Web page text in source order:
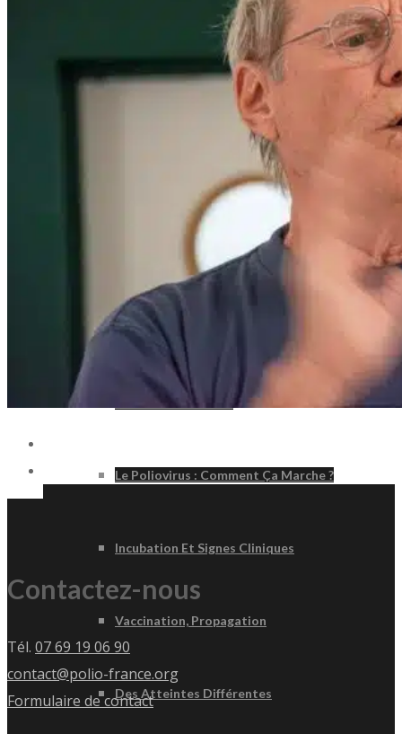
Un Peu D’histoire
D’où Vient Ce Mot ?
Le Poliovirus : Comment Ça Marche ?
Incubation Et Signes Cliniques
Vaccination, Propagation
Des Atteintes Différentes
Contactez-nous
Tél. 07 69 19 06 90
contact@polio-france.org
Formulaire de contact